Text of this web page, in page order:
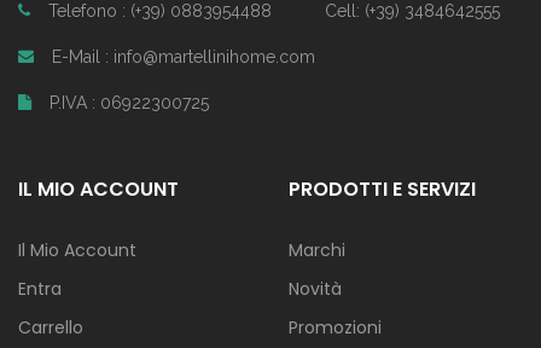
Telefono : (+39) 0883954488 Cell: (+39) 3484642555
E-Mail : info@martellinihome.com
P.IVA : 06922300725
IL MIO ACCOUNT
Il Mio Account
Entra
Carrello
PRODOTTI E SERVIZI
Marchi
Novità
Promozioni